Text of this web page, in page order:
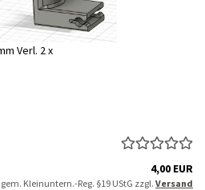
Verl. 2 x
4,00 EUR
Kleinuntern.-Reg. §19 UStG zzgl. Versand